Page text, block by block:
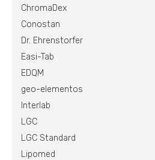
ChromaDex
Conostan
Dr. Ehrenstorfer
Easi-Tab
EDQM
geo-elementos
Interlab
LGC
LGC Standard
Lipomed